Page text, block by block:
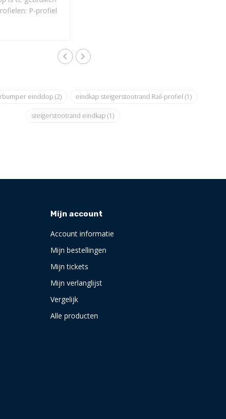
P-profiel
Voor he..
einddop (2) eindkap steigerstootrand Rail-profiel (1)
steigerstootrand eindkap(1)
Mijn account
Account informatie
Mijn bestellingen
Mijn tickets
Mijn verlanglijst
Vergelijk
Alle producten